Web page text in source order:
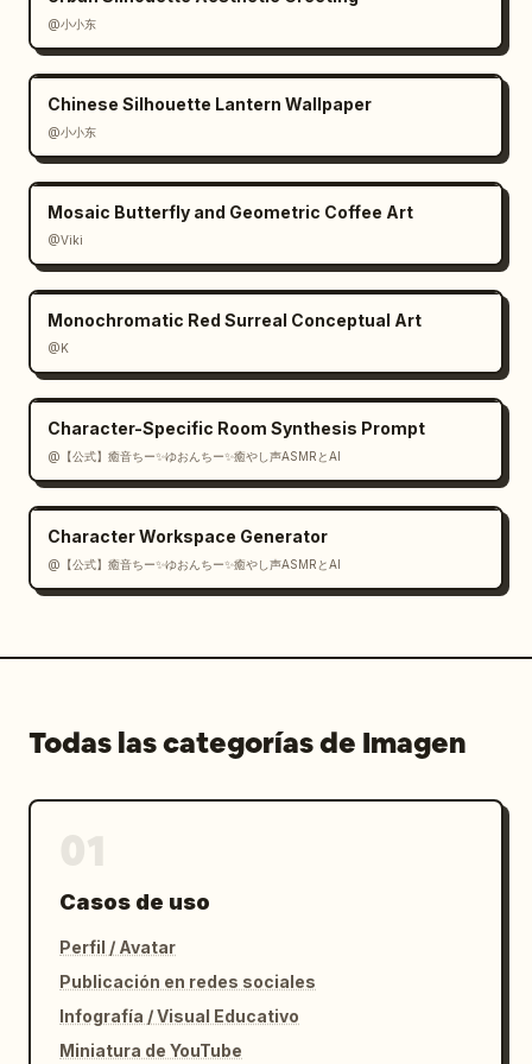
signo más naranja. Utiliza una paleta
restringida con superficies blancas y gris
muy claro, degradados verde turquesa profundo
para estados activos y naranja cálido para
reflejos y notificaciones. Enfatiza la
profundidad mediante sombras ambientales
y renderizado de materiales realista. Mantén
el diseño espacioso, simétrico pero no
concepto de aplicación móvil de lujo.
@小小东
Chinese Silhouette Lantern Wallpaper
@小小东
Mosaic Butterfly and Geometric Coffee Art
@Viki
Monochromatic Red Surreal Conceptual Art
@K
Character-Specific Room Synthesis Prompt
@【公式】癒音ちー✨ゆおんちー✨癒やし声ASMRとAI
Character Workspace Generator
@【公式】癒音ちー✨ゆおんちー✨癒やし声ASMRとAI
Todas las categorías de Imagen
Casos de uso
Perfil / Avatar
Publicación en redes sociales
Infografía / Visual Educativo
Miniatura de YouTube